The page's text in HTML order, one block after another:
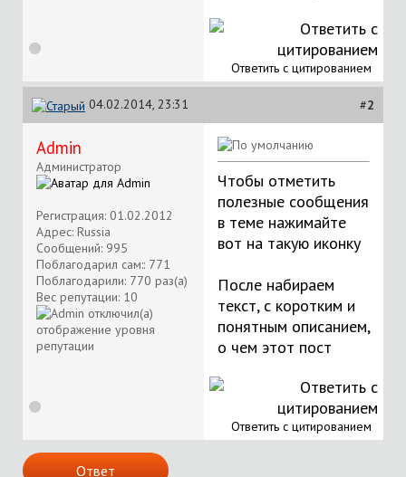
Ответить с цитированием
04.02.2014, 23:31 #2
Аdmin
Администратор
Регистрация: 01.02.2012
Адрес: Russia
Сообщений: 995
Поблагодарил сам:: 771
Поблагодарили: 770 раз(а)
Вес репутации: 10
Чтобы отметить
полезные сообщения
в теме нажимайте
вот на такую иконку
После набираем
текст, с коротким и
понятным описанием,
о чем этот пост
Ответить с цитированием
Ответ